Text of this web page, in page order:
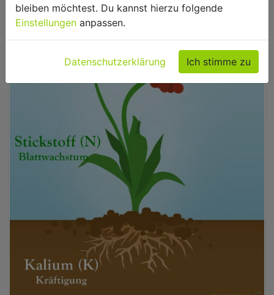
bleiben möchtest. Du kannst hierzu folgende
Einstellungen anpassen.
Datenschutzerklärung Ich stimme zu